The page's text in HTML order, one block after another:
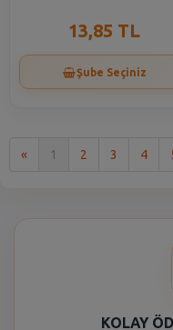
13,85 TL
Şube Seçiniz
« 1 2 3 4
KOLAY